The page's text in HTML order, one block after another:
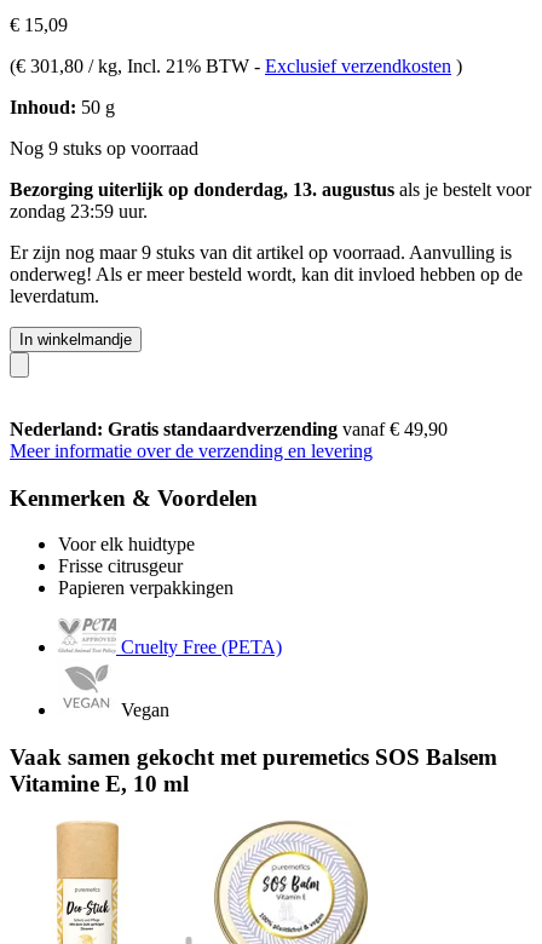
€ 15,09
(€ 301,80 / kg, Incl. 21% BTW - Exclusief verzendkosten )
Inhoud: 50 g
Nog 9 stuks op voorraad
Bezorging uiterlijk op donderdag, 13. augustus als je bestelt voor
zondag 23:59 uur.
Er zijn nog maar 9 stuks van dit artikel op voorraad. Aanvulling is
onderweg! Als er meer besteld wordt, kan dit invloed hebben op de
leverdatum.
In winkelmandje
Nederland: Gratis standaardverzending vanaf € 49,90
Meer informatie over de verzending en levering
Kenmerken & Voordelen
Voor elk huidtype
Frisse citrusgeur
Papieren verpakkingen
Cruelty Free (PETA)
Vegan
Vaak samen gekocht met puremetics SOS Balsem
Vitamine E, 10 ml